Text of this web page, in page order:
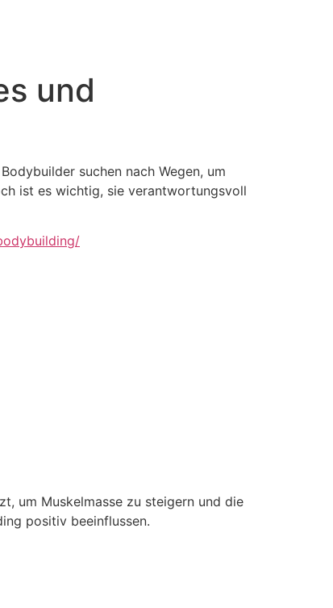
und
suchen nach Wegen, um
ist es wichtig, sie verantwortungsvoll
um Muskelmasse zu steigern und die
positiv beeinflussen.